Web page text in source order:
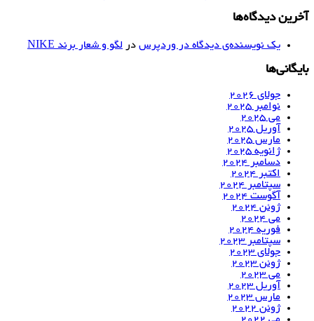
آخرین دیدگاه‌ها
یک نویسنده‌ی دیدگاه در وردپرس در لگو و شعار برند NIKE
بایگانی‌ها
جولای 2026
نوامبر 2025
می 2025
آوریل 2025
مارس 2025
ژانویه 2025
دسامبر 2024
اکتبر 2024
سپتامبر 2024
آگوست 2024
ژوئن 2024
می 2024
فوریه 2024
سپتامبر 2023
جولای 2023
ژوئن 2023
می 2023
آوریل 2023
مارس 2023
ژوئن 2022